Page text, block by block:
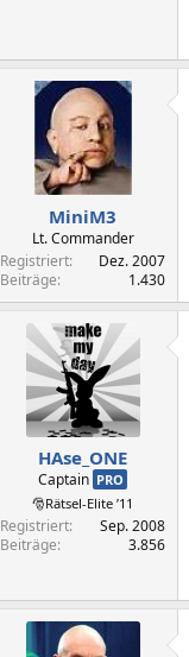
MiniM3
Lt. Commander
Registriert
Dez. 2007
Beiträge
1.430
HAse_ONE
Captain PRO
🎅Rätsel-Elite ’11
Registriert
Sep. 2008
Beiträge
3.856